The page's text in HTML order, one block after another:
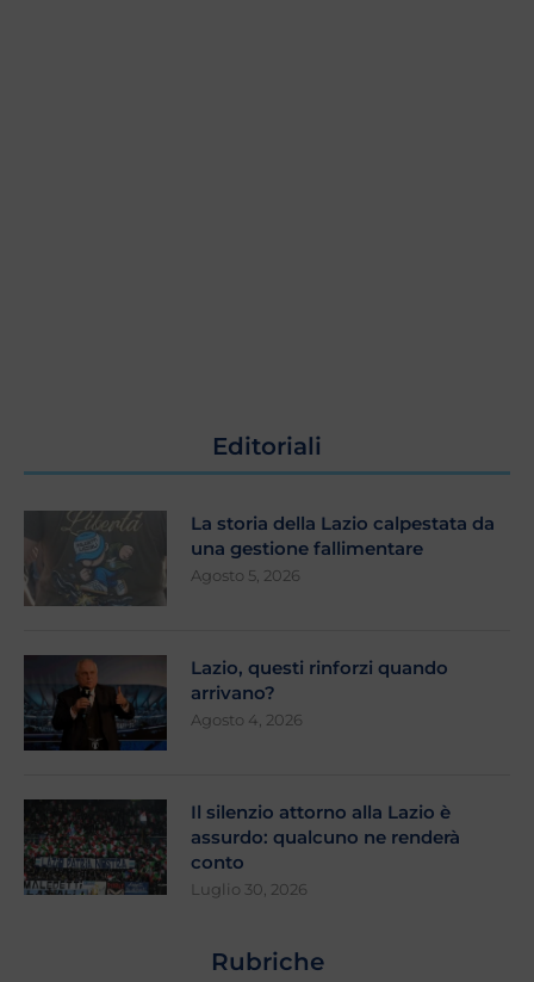
Editoriali
La storia della Lazio calpestata da
una gestione fallimentare
Agosto 5, 2026
Lazio, questi rinforzi quando
arrivano?
Agosto 4, 2026
Il silenzio attorno alla Lazio è
assurdo: qualcuno ne renderà
conto
Luglio 30, 2026
Rubriche